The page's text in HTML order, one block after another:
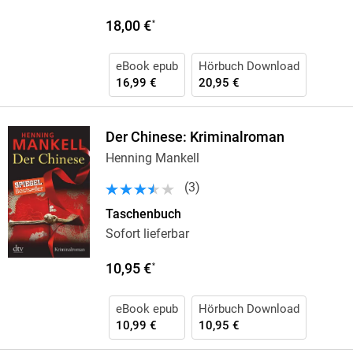
18,00 €*
eBook epub
16,99 €
Hörbuch Download
20,95 €
Der Chinese: Kriminalroman
Henning Mankell
(3)
Taschenbuch
Sofort lieferbar
10,95 €*
eBook epub
10,99 €
Hörbuch Download
10,95 €